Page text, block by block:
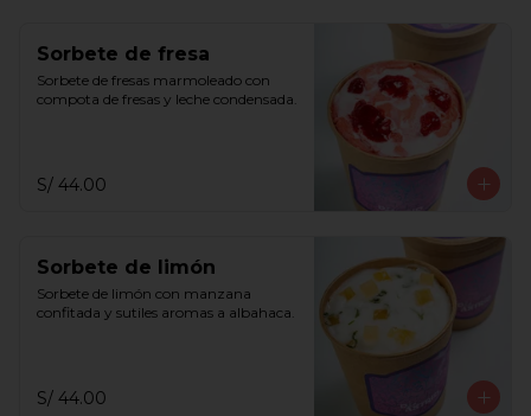
Sorbete de fresa
Sorbete de fresas marmoleado con
compota de fresas y leche condensada.
S/ 44.00
Sorbete de limón
Sorbete de limón con manzana
confitada y sutiles aromas a albahaca.
S/ 44.00